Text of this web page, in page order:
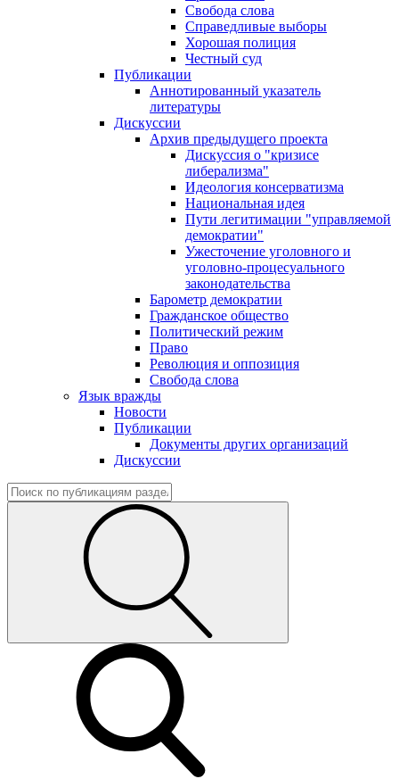
Свобода слова
Справедливые выборы
Хорошая полиция
Честный суд
Публикации
Аннотированный указатель
литературы
Дискуссии
Архив предыдущего проекта
Дискуссия о "кризисе
либерализма"
Идеология консерватизма
Национальная идея
Пути легитимации "управляемой
демократии"
Ужесточение уголовного и
уголовно-процесуального
законодательства
Барометр демократии
Гражданское общество
Политический режим
Право
Революция и оппозиция
Свобода слова
Язык вражды
Новости
Публикации
Документы других организаций
Дискуссии